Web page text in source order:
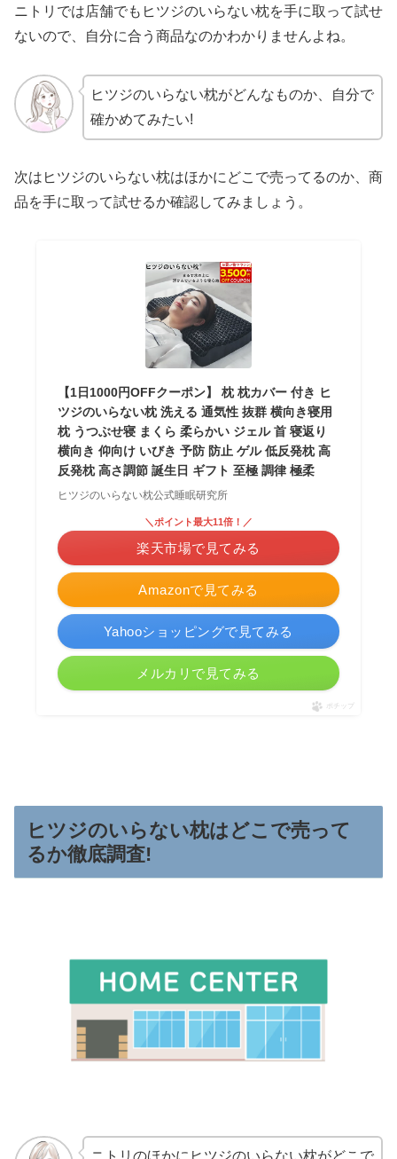
ニトリでは店舗でもヒツジのいらない枕を手に取って試せ
ないので、自分に合う商品なのかわかりませんよね。
ヒツジのいらない枕がどんなものか、自分で
確かめてみたい!
次はヒツジのいらない枕はほかにどこで売ってるのか、商
品を手に取って試せるか確認してみましょう。
【1日1000円OFFクーポン】 枕 枕カバー 付き ヒ
ツジのいらない枕 洗える 通気性 抜群 横向き寝用
枕 うつぶせ寝 まくら 柔らかい ジェル 首 寝返り
横向き 仰向け いびき 予防 防止 ゲル 低反発枕 高
反発枕 高さ調節 誕生日 ギフト 至極 調律 極柔
ヒツジのいらない枕公式睡眠研究所
Amazonで見てみる
＼ポイント最大11倍！／
楽天市場で見てみる
Yahooショッピングで見てみる
メルカリで見てみる
ポチップ
ヒツジのいらない枕はどこで売って
るか徹底調査!
ニトリのほかにヒツジのいらない枕がどこで